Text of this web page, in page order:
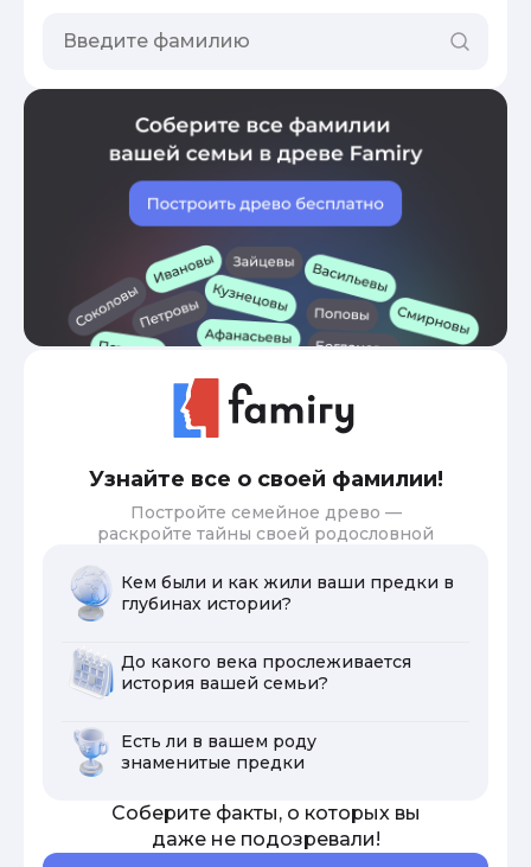
Узнайте все о своей фамилии!
Постройте семейное древо —
раскройте тайны своей родословной
Кем были и как жили ваши предки в
глубинах истории?
До какого века прослеживается
история вашей семьи?
Есть ли в вашем роду
знаменитые предки
Соберите факты, о которых вы
даже не подозревали!